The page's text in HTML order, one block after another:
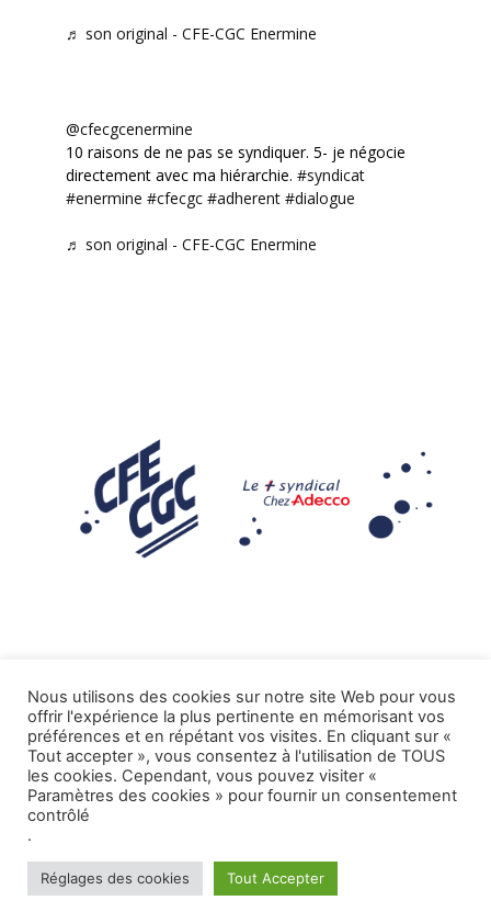
♬ son original - CFE-CGC Enermine
@cfecgcenermine
10 raisons de ne pas se syndiquer. 5- je négocie
directement avec ma hiérarchie. #syndicat
#enermine #cfecgc #adherent #dialogue
♬ son original - CFE-CGC Enermine
Mentions légales
Tous droits réservés CFE-CGC ADECCO.
Nous utilisons des cookies sur notre site Web pour vous
offrir l'expérience la plus pertinente en mémorisant vos
préférences et en répétant vos visites. En cliquant sur «
Tout accepter », vous consentez à l'utilisation de TOUS
les cookies. Cependant, vous pouvez visiter «
Paramètres des cookies » pour fournir un consentement
contrôlé
.
Réglages des cookies Tout Accepter